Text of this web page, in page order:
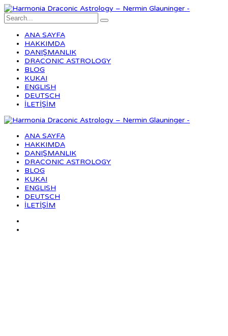
ANA SAYFA
HAKKIMDA
DANIŞMANLIK
DRACONIC ASTROLOGY
BLOG
KUKAI
ENGLISH
DEUTSCH
İLETİŞİM
ANA SAYFA
HAKKIMDA
DANIŞMANLIK
DRACONIC ASTROLOGY
BLOG
KUKAI
ENGLISH
DEUTSCH
İLETİŞİM